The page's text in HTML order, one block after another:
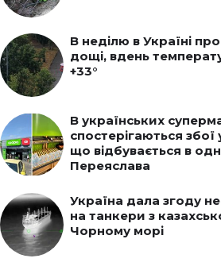
В неділю в Україні
дощі, вдень
+33°
В українських
спостерігаються збої
що відбувається в
Переяслава
Україна дала згоду
на танкери з
Чорному морі